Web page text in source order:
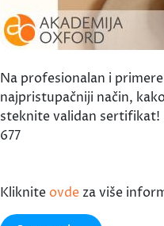
Na profesionalan i
najpristupačniji način,
steknite validan sertifikat!
677
Kliknite ovde za više